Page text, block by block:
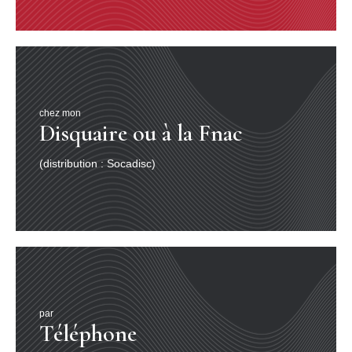
par
Téléphone
chez mon
Disquaire ou à la Fnac
(distribution : Socadisc)